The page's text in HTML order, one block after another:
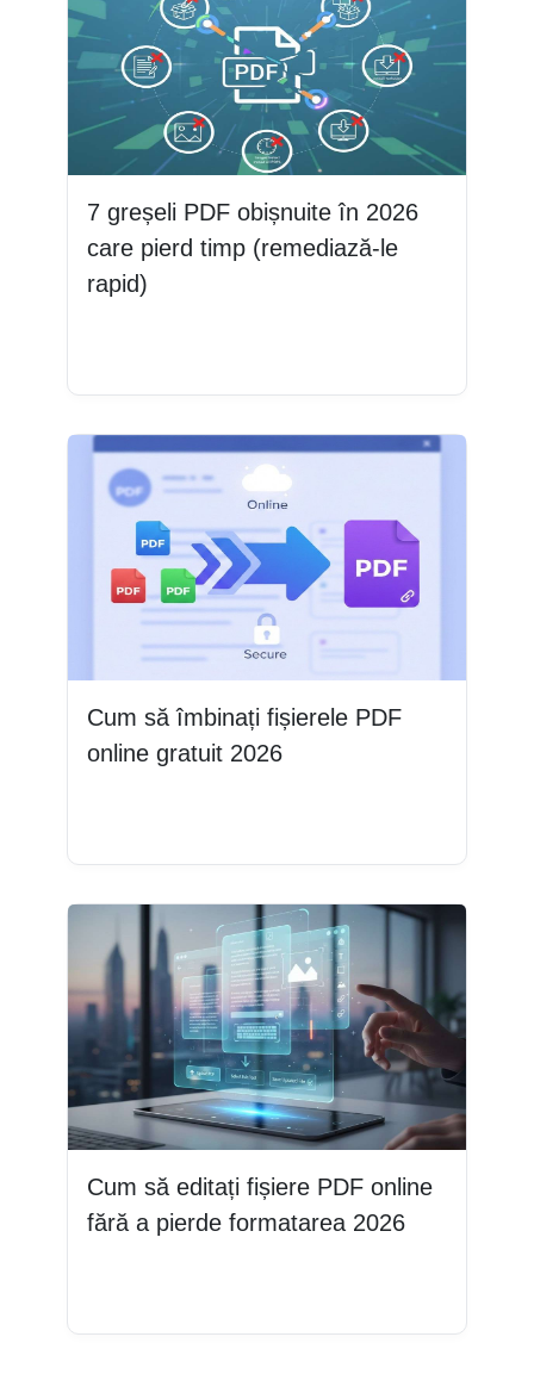
7 greșeli PDF obișnuite în 2026
care pierd timp (remediază-le
rapid)
Cum să îmbinați fișierele PDF
online gratuit 2026
Cum să editați fișiere PDF online
fără a pierde formatarea 2026